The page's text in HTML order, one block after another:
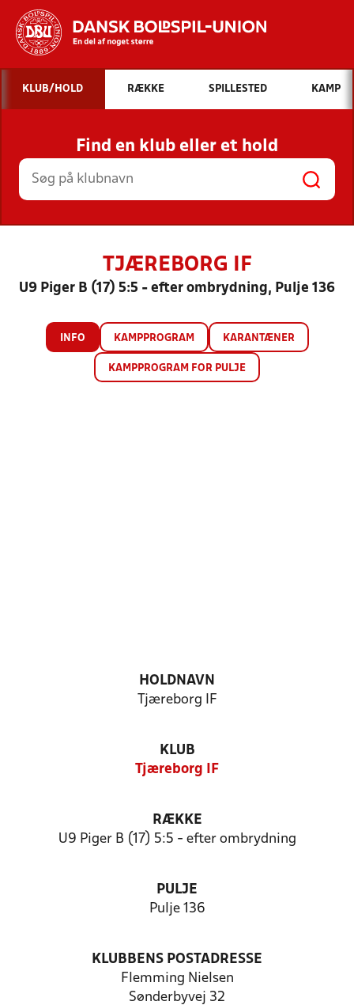
Hvad vil du søge efter?
INDHOLD OG NYHEDER
STILLINGER, RESULTATER, KLUBBER OG
HOLD
KLUB/HOLD RÆKKE SPILLESTED KAMP
Find en klub eller et hold
TJÆREBORG IF
U9 Piger B (17) 5:5 - efter ombrydning, Pulje 136
INFO KAMPPROGRAM KARANTÆNER
KAMPPROGRAM FOR PULJE
HOLDNAVN
Tjæreborg IF
KLUB
Tjæreborg IF
RÆKKE
U9 Piger B (17) 5:5 - efter ombrydning
PULJE
Pulje 136
KLUBBENS POSTADRESSE
Flemming Nielsen
Sønderbyvej 32